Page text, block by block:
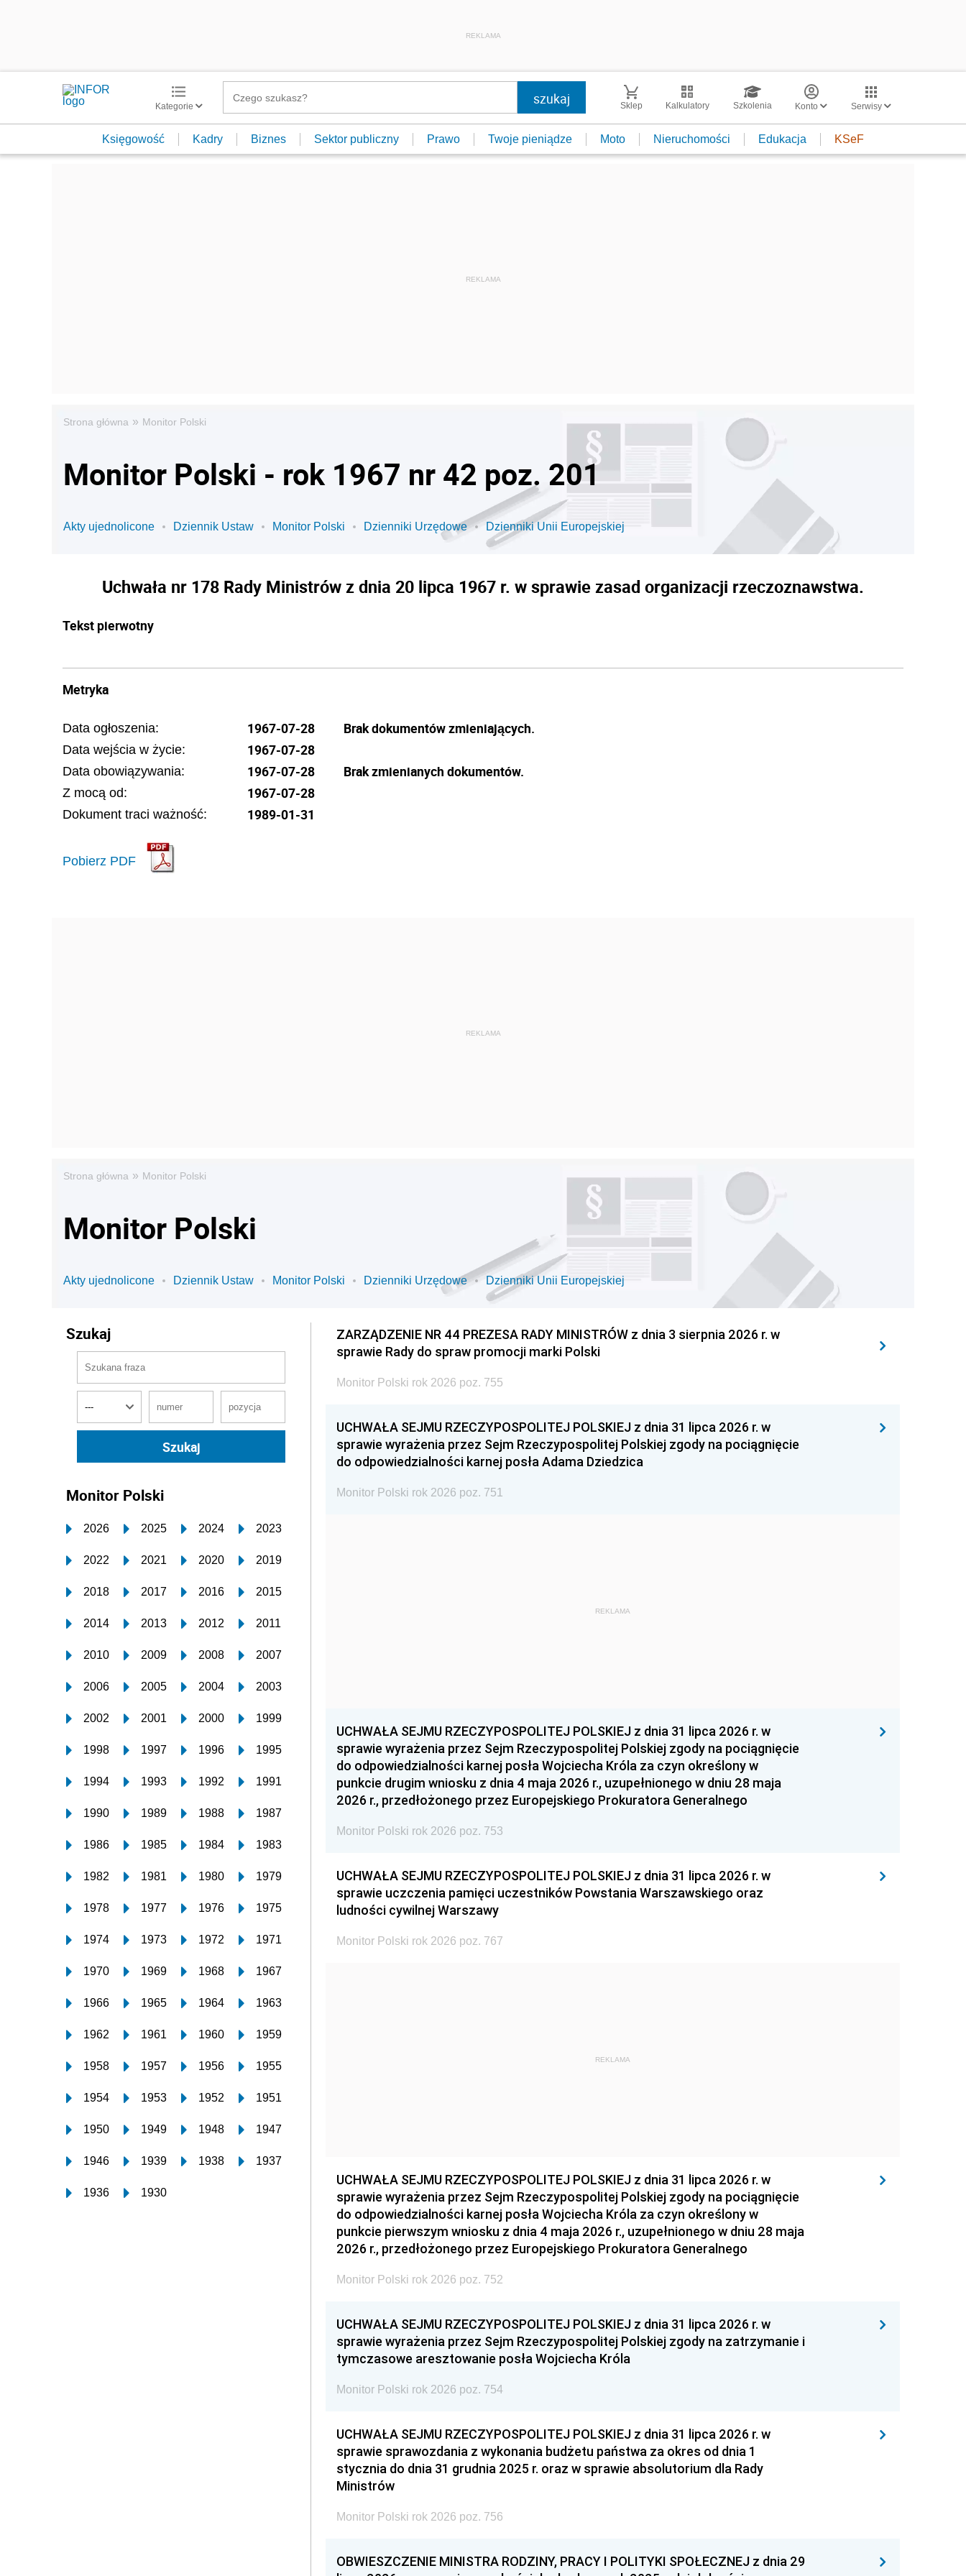
REKLAMA
Kategorie Sklep Kalkulatory Szkolenia Konto Serwisy
Księgowość Kadry Biznes Sektor publiczny Prawo Twoje pieniądze Moto Nieruchomości Edukacja KSeF
Strona główna » Monitor Polski
Monitor Polski - rok 1967 nr 42 poz. 201
Akty ujednolicone Dziennik Ustaw Monitor Polski Dzienniki Urzędowe Dzienniki Unii Europejskiej
Uchwała nr 178 Rady Ministrów z dnia 20 lipca 1967 r. w sprawie zasad organizacji rzeczoznawstwa.
Tekst pierwotny
Metryka
Data ogłoszenia: 1967-07-28
Data wejścia w życie: 1967-07-28
Data obowiązywania: 1967-07-28
Z mocą od: 1967-07-28
Dokument traci ważność: 1989-01-31
Pobierz PDF
Brak dokumentów zmieniających.
Brak zmienianych dokumentów.
Strona główna » Monitor Polski
Monitor Polski
Akty ujednolicone Dziennik Ustaw Monitor Polski Dzienniki Urzędowe Dzienniki Unii Europejskiej
Szukaj
Monitor Polski
2026 2025 2024 2023
2022 2021 2020 2019
2018 2017 2016 2015
2014 2013 2012 2011
2010 2009 2008 2007
2006 2005 2004 2003
2002 2001 2000 1999
1998 1997 1996 1995
1994 1993 1992 1991
1990 1989 1988 1987
1986 1985 1984 1983
1982 1981 1980 1979
1978 1977 1976 1975
1974 1973 1972 1971
1970 1969 1968 1967
1966 1965 1964 1963
1962 1961 1960 1959
1958 1957 1956 1955
1954 1953 1952 1951
1950 1949 1948 1947
1946 1939 1938 1937
1936 1930
ZARZĄDZENIE NR 44 PREZESA RADY MINISTRÓW z dnia 3 sierpnia 2026 r. w
sprawie Rady do spraw promocji marki Polski
Monitor Polski rok 2026 poz. 755
UCHWAŁA SEJMU RZECZYPOSPOLITEJ POLSKIEJ z dnia 31 lipca 2026 r. w
sprawie wyrażenia przez Sejm Rzeczypospolitej Polskiej zgody na pociągnięcie
do odpowiedzialności karnej posła Adama Dziedzica
Monitor Polski rok 2026 poz. 751
REKLAMA
UCHWAŁA SEJMU RZECZYPOSPOLITEJ POLSKIEJ z dnia 31 lipca 2026 r. w
sprawie wyrażenia przez Sejm Rzeczypospolitej Polskiej zgody na pociągnięcie
do odpowiedzialności karnej posła Wojciecha Króla za czyn określony w
punkcie drugim wniosku z dnia 4 maja 2026 r., uzupełnionego w dniu 28 maja
2026 r., przedłożonego przez Europejskiego Prokuratora Generalnego
Monitor Polski rok 2026 poz. 753
UCHWAŁA SEJMU RZECZYPOSPOLITEJ POLSKIEJ z dnia 31 lipca 2026 r. w
sprawie uczczenia pamięci uczestników Powstania Warszawskiego oraz
ludności cywilnej Warszawy
Monitor Polski rok 2026 poz. 767
REKLAMA
UCHWAŁA SEJMU RZECZYPOSPOLITEJ POLSKIEJ z dnia 31 lipca 2026 r. w
sprawie wyrażenia przez Sejm Rzeczypospolitej Polskiej zgody na pociągnięcie
do odpowiedzialności karnej posła Wojciecha Króla za czyn określony w
punkcie pierwszym wniosku z dnia 4 maja 2026 r., uzupełnionego w dniu 28 maja
2026 r., przedłożonego przez Europejskiego Prokuratora Generalnego
Monitor Polski rok 2026 poz. 752
UCHWAŁA SEJMU RZECZYPOSPOLITEJ POLSKIEJ z dnia 31 lipca 2026 r. w
sprawie wyrażenia przez Sejm Rzeczypospolitej Polskiej zgody na zatrzymanie i
tymczasowe aresztowanie posła Wojciecha Króla
Monitor Polski rok 2026 poz. 754
UCHWAŁA SEJMU RZECZYPOSPOLITEJ POLSKIEJ z dnia 31 lipca 2026 r. w
sprawie sprawozdania z wykonania budżetu państwa za okres od dnia 1
stycznia do dnia 31 grudnia 2025 r. oraz w sprawie absolutorium dla Rady
Ministrów
Monitor Polski rok 2026 poz. 756
OBWIESZCZENIE MINISTRA RODZINY, PRACY I POLITYKI SPOŁECZNEJ z dnia 29